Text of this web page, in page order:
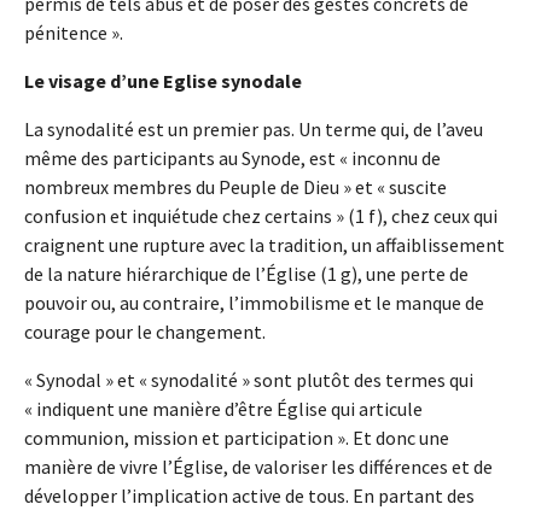
pénitence ».
Le visage d’une Eglise synodale
La synodalité est un premier pas. Un terme qui, de l’aveu
même des participants au Synode, est « inconnu de
nombreux membres du Peuple de Dieu » et « suscite
confusion et inquiétude chez certains » (1 f), chez ceux qui
craignent une rupture avec la tradition, un affaiblissement
de la nature hiérarchique de l’Église (1 g), une perte de
pouvoir ou, au contraire, l’immobilisme et le manque de
courage pour le changement.
« Synodal » et « synodalité » sont plutôt des termes qui
« indiquent une manière d’être Église qui articule
communion, mission et participation ». Et donc une
manière de vivre l’Église, de valoriser les différences et de
développer l’implication active de tous. En partant des